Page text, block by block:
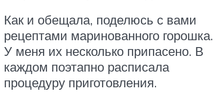
Как и обещала, поделюсь с вами
рецептами маринованного горошка.
У меня их несколько припасено. В
каждом поэтапно расписала
процедуру приготовления.